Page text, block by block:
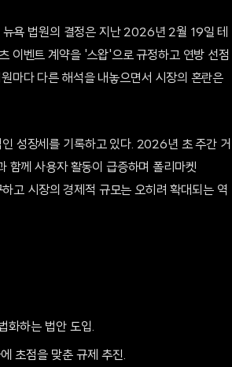
욕 법원의 결정은 지난 2026년 2월 19일 테
이벤트 계약을 '스왑'으로 규정하고 연방 선점
마다 다른 해석을 내놓으면서 시장의 혼란은
성장세를 기록하고 있다. 2026년 초 주간 거
함께 사용자 활동이 급증하며 폴리마켓
고 시장의 경제적 규모는 오히려 확대되는 역
화하는 법안 도입.
초점을 맞춘 규제 추진.